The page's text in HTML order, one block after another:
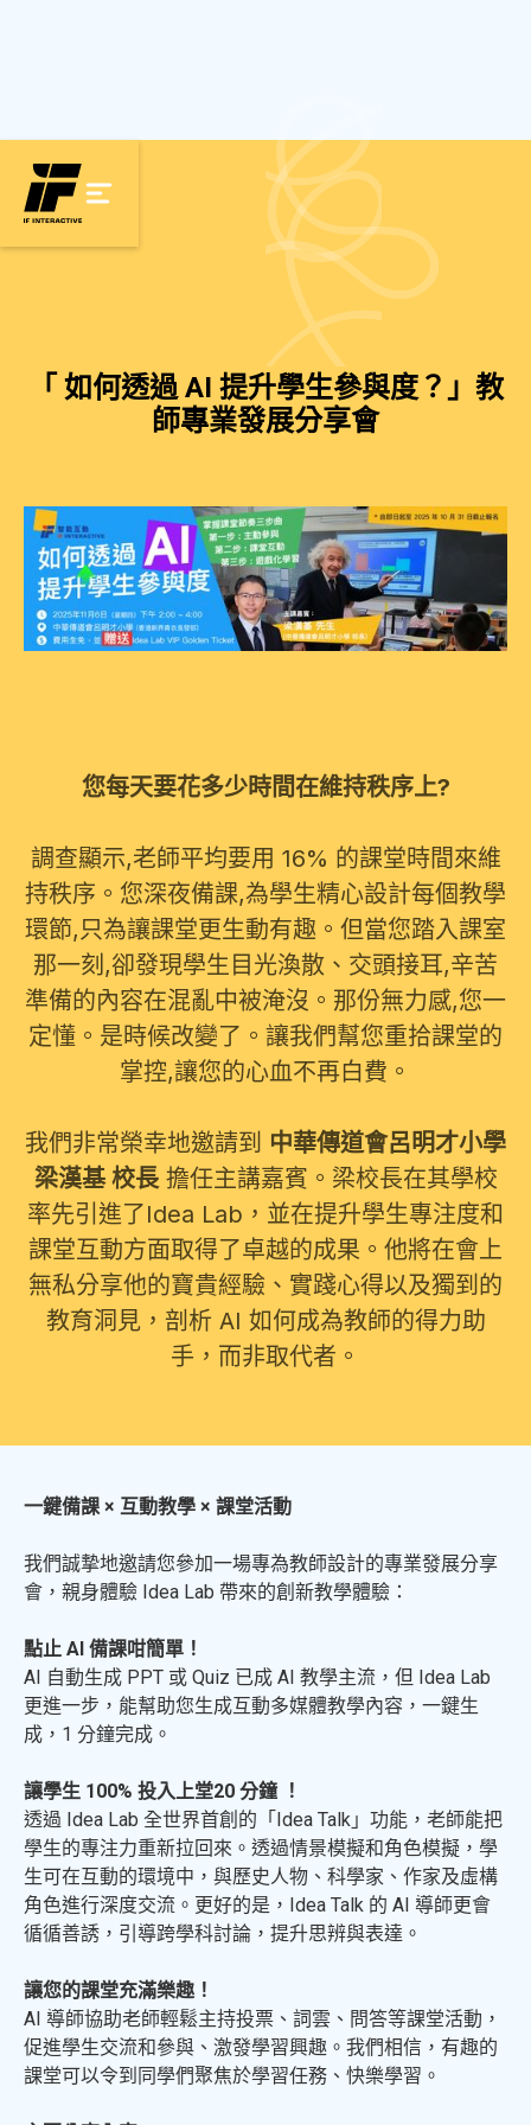
「 如何透過 AI 提升學生參與度？」教
師專業發展分享會
您每天要花多少時間在維持秩序上?
調查顯示,老師平均要用 16% 的課堂時間來維
持秩序。您深夜備課,為學生精心設計每個教學
環節,只為讓課堂更生動有趣。但當您踏入課室
那一刻,卻發現學生目光渙散、交頭接耳,辛苦
準備的內容在混亂中被淹沒。那份無力感,您一
定懂。是時候改變了。讓我們幫您重拾課堂的
掌控,讓您的心血不再白費。
我們非常榮幸地邀請到 中華傳道會呂明才小學
梁漢基 校長擔任主講嘉賓。梁校長在其學校
率先引進了Idea Lab，並在提升學生專注度和
課堂互動方面取得了卓越的成果。他將在會上
無私分享他的寶貴經驗、實踐心得以及獨到的
教育洞見，剖析 AI 如何成為教師的得力助
手，而非取代者。
一鍵備課 × 互動教學 × 課堂活動
我們誠摯地邀請您參加一場專為教師設計的專業發展分享
會，親身體驗 Idea Lab 帶來的創新教學體驗：
點止 AI 備課咁簡單！
AI 自動生成 PPT 或 Quiz 已成 AI 教學主流，但 Idea Lab
更進一步，能幫助您生成互動多媒體教學內容，一鍵生
成，1 分鐘完成。
讓學生 100% 投入上堂20 分鐘 ！
透過 Idea Lab 全世界首創的「Idea Talk」功能，老師能把
學生的專注力重新拉回來。透過情景模擬和角色模擬，學
生可在互動的環境中，與歷史人物、科學家、作家及虛構
角色進行深度交流。更好的是，Idea Talk 的 AI 導師更會
循循善誘，引導跨學科討論，提升思辨與表達。
讓您的課堂充滿樂趣！
AI 導師協助老師輕鬆主持投票、詞雲、問答等課堂活動，
促進學生交流和參與、激發學習興趣。我們相信，有趣的
課堂可以令到同學們聚焦於學習任務、快樂學習。